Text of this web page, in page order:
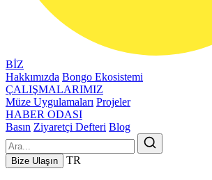
BİZ
Hakkımızda Bongo Ekosistemi
ÇALIŞMALARIMIZ
Müze Uygulamaları Projeler
HABER ODASI
Basın Ziyaretçi Defteri Blog
Bize Ulaşın TR